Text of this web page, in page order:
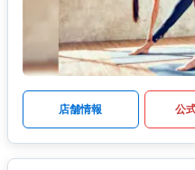
店舗情報 公